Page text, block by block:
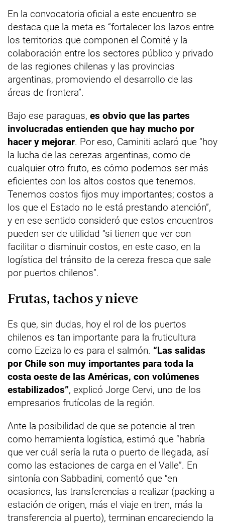
En la convocatoria oficial a este encuentro se
destaca que la meta es “fortalecer los lazos entre
los territorios que componen el Comité y la
colaboración entre los sectores público y privado
de las regiones chilenas y las provincias
argentinas, promoviendo el desarrollo de las
áreas de frontera”.
Bajo ese paraguas, es obvio que las partes
involucradas entienden que hay mucho por
hacer y mejorar. Por eso, Caminiti aclaró que “hoy
la lucha de las cerezas argentinas, como de
cualquier otro fruto, es cómo podemos ser más
eficientes con los altos costos que tenemos.
Tenemos costos fijos muy importantes; costos a
los que el Estado no le está prestando atención”,
y en ese sentido consideró que estos encuentros
pueden ser de utilidad “si tienen que ver con
facilitar o disminuir costos, en este caso, en la
logística del tránsito de la cereza fresca que sale
por puertos chilenos”.
Frutas, tachos y nieve
Es que, sin dudas, hoy el rol de los puertos
chilenos es tan importante para la fruticultura
como Ezeiza lo es para el salmón. “Las salidas
por Chile son muy importantes para toda la
costa oeste de las Américas, con volúmenes
estabilizados”, explicó Jorge Cervi, uno de los
empresarios frutícolas de la región.
Ante la posibilidad de que se potencie al tren
como herramienta logística, estimó que “habría
que ver cuál sería la ruta o puerto de llegada, así
como las estaciones de carga en el Valle”. En
sintonía con Sabbadini, comentó que “en
ocasiones, las transferencias a realizar (packing a
estación de origen, más el viaje en tren, más la
transferencia al puerto), terminan encareciendo la